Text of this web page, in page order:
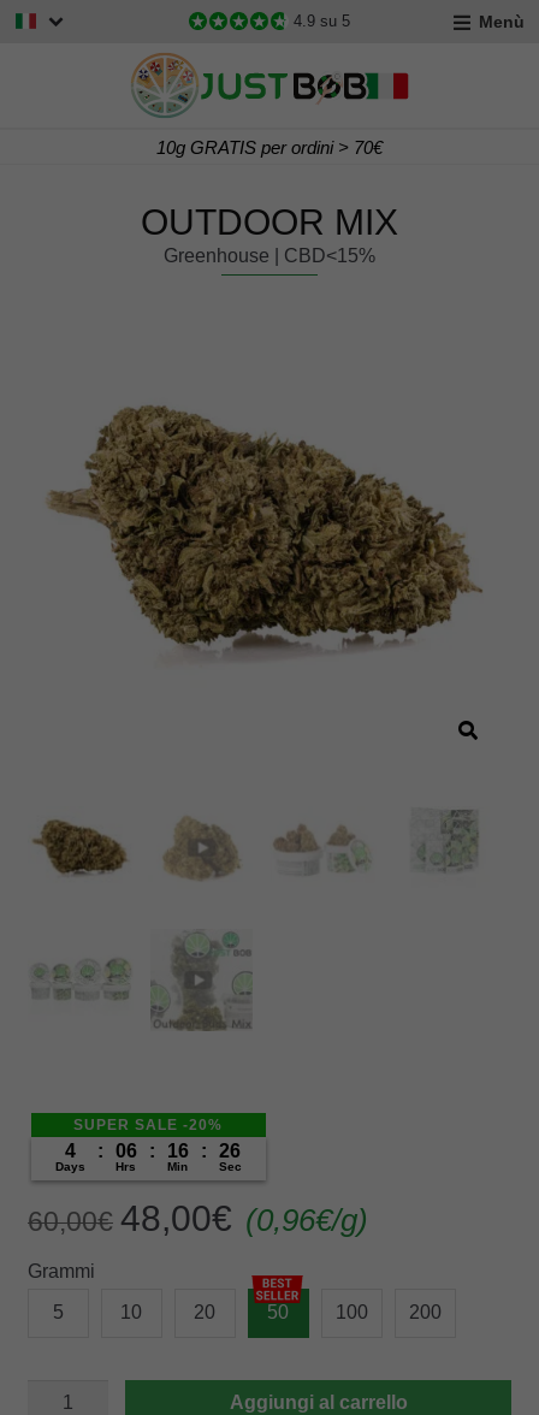
4.9 su 5 Menù
Consegna Gratis per ordini > 60€
OUTDOOR MIX
Greenhouse | CBD<15%
SUPER SALE -20%
4
Days
: 06
Hrs
: 16
Min
: 25
Sec
60,00€ Original
price
60,00€.
48,00€Current
price
is:
48,00€.
(0,96€/g)
Grammi
5
10 20 50 100 200
Aggiungi al carrello